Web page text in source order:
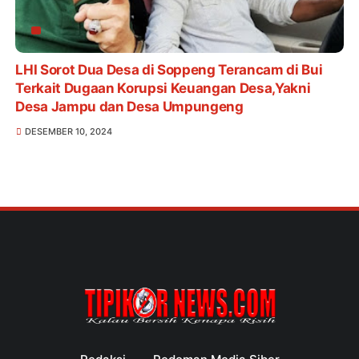
LHI Sorot Dua Desa di Soppeng Terancam di Bui
Terkait Dugaan Korupsi Keuangan Desa,Yakni
Desa Jampu dan Desa Umpungeng
DESEMBER 10, 2024